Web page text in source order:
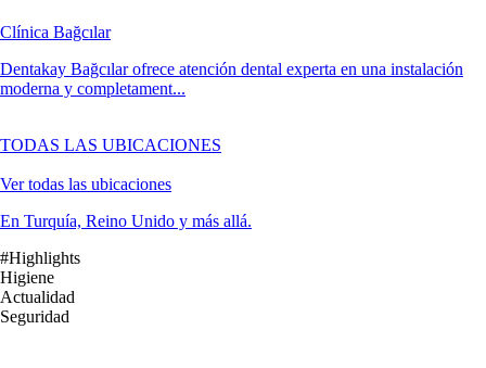
Clínica Bağcılar
Dentakay Bağcılar ofrece atención dental experta en una instalación
moderna y completament...
TODAS LAS UBICACIONES
Ver todas las ubicaciones
En Turquía, Reino Unido y más allá.
#Highlights
Higiene
Actualidad
Seguridad